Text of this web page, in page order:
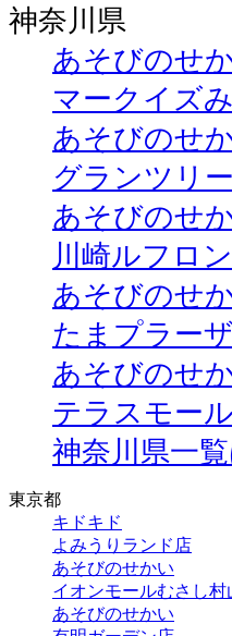
神奈川県
あそびのせ
マークイズ
あそびのせ
グランツリ
あそびのせ
川崎ルフロ
あそびのせ
たまプラー
あそびのせ
テラスモー
神奈川県一
東京都
キドキド
よみうりランド店
あそびのせかい
イオンモールむさし村
あそびのせかい